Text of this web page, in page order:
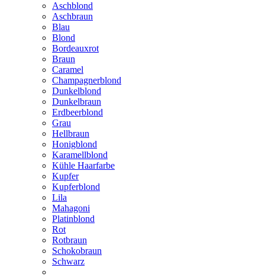
Aschblond
Aschbraun
Blau
Blond
Bordeauxrot
Braun
Caramel
Champagnerblond
Dunkelblond
Dunkelbraun
Erdbeerblond
Grau
Hellbraun
Honigblond
Karamellblond
Kühle Haarfarbe
Kupfer
Kupferblond
Lila
Mahagoni
Platinblond
Rot
Rotbraun
Schokobraun
Schwarz